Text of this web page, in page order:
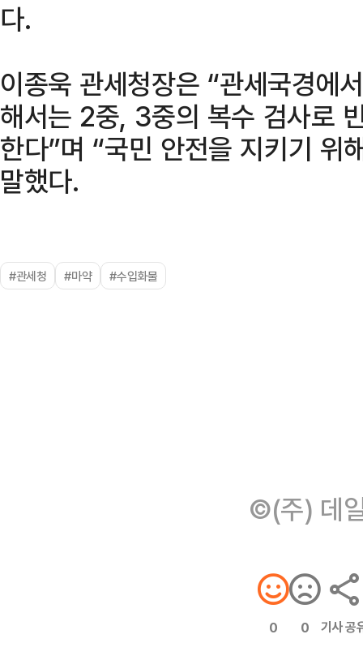
다.
이종욱 관세청장은 “관세국경에
해서는 2중, 3중의 복수 검사로
한다”며 “국민 안전을 지키기 위
말했다.
#관세청 #마약 #수입화물
©(주) 데
0 0 기사 공